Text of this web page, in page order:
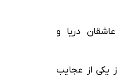
دریا و
یکی از عجایب